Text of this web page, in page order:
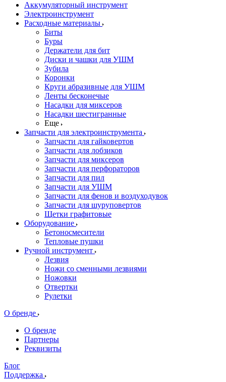
Аккумуляторный инструмент
Электроинструмент
Расходные материалы
Биты
Буры
Держатели для бит
Диски и чашки для УШМ
Зубила
Коронки
Круги абразивные для УШМ
Ленты бесконечые
Насадки для миксеров
Насадки шестигранные
Еще
Запчасти для электроинструмента
Запчасти для гайковертов
Запчасти для лобзиков
Запчасти для миксеров
Запчасти для перфораторов
Запчасти для пил
Запчасти для УШМ
Запчасти для фенов и воздуходувок
Запчасти для шуруповертов
Щетки графитовые
Оборудование
Бетоносмесители
Тепловые пушки
Ручной инструмент
Лезвия
Ножи со сменными лезвиями
Ножовки
Отвертки
Рулетки
О бренде
О бренде
Партнеры
Реквизиты
Блог
Поддержка